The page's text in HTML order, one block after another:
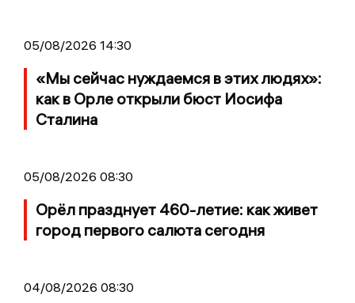
05/08/2026 14:30
«Мы сейчас нуждаемся в этих людях»:
как в Орле открыли бюст Иосифа
Сталина
05/08/2026 08:30
Орёл празднует 460-летие: как живет
город первого салюта сегодня
04/08/2026 08:30